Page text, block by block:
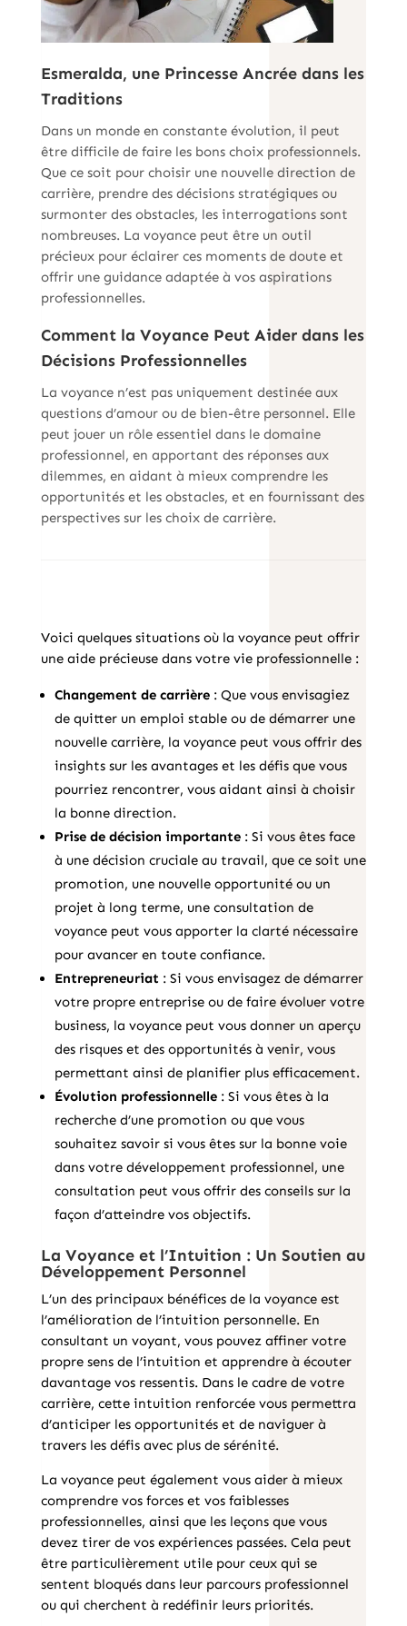
Esmeralda, une Princesse Ancrée dans les
Traditions
Dans un monde en constante évolution, il peut
être difficile de faire les bons choix professionnels.
Que ce soit pour choisir une nouvelle direction de
carrière, prendre des décisions stratégiques ou
surmonter des obstacles, les interrogations sont
nombreuses. La voyance peut être un outil
précieux pour éclairer ces moments de doute et
offrir une guidance adaptée à vos aspirations
professionnelles.
Comment la Voyance Peut Aider dans les
Décisions Professionnelles
La voyance n’est pas uniquement destinée aux
questions d’amour ou de bien-être personnel. Elle
peut jouer un rôle essentiel dans le domaine
professionnel, en apportant des réponses aux
dilemmes, en aidant à mieux comprendre les
opportunités et les obstacles, et en fournissant des
perspectives sur les choix de carrière.
Voici quelques situations où la voyance peut offrir
une aide précieuse dans votre vie professionnelle :
Changement de carrière: Que vous envisagiez
de quitter un emploi stable ou de démarrer une
nouvelle carrière, la voyance peut vous offrir des
insights sur les avantages et les défis que vous
pourriez rencontrer, vous aidant ainsi à choisir
la bonne direction.
Prise de décision importante: Si vous êtes face
à une décision cruciale au travail, que ce soit une
promotion, une nouvelle opportunité ou un
projet à long terme, une consultation de
voyance peut vous apporter la clarté nécessaire
pour avancer en toute confiance.
Entrepreneuriat : Si vous envisagez de démarrer
votre propre entreprise ou de faire évoluer votre
business, la voyance peut vous donner un aperçu
des risques et des opportunités à venir, vous
permettant ainsi de planifier plus efficacement.
Évolution professionnelle: Si vous êtes à la
recherche d’une promotion ou que vous
souhaitez savoir si vous êtes sur la bonne voie
dans votre développement professionnel, une
consultation peut vous offrir des conseils sur la
façon d’atteindre vos objectifs.
La Voyance et l’Intuition : Un Soutien au
Développement Personnel
L’un des principaux bénéfices de la voyance est
l’amélioration de l’intuition personnelle. En
consultant un voyant, vous pouvez affiner votre
propre sens de l’intuition et apprendre à écouter
davantage vos ressentis. Dans le cadre de votre
carrière, cette intuition renforcée vous permettra
d’anticiper les opportunités et de naviguer à
travers les défis avec plus de sérénité.
La voyance peut également vous aider à mieux
comprendre vos forces et vos faiblesses
professionnelles, ainsi que les leçons que vous
devez tirer de vos expériences passées. Cela peut
être particulièrement utile pour ceux qui se
sentent bloqués dans leur parcours professionnel
ou qui cherchent à redéfinir leurs priorités.